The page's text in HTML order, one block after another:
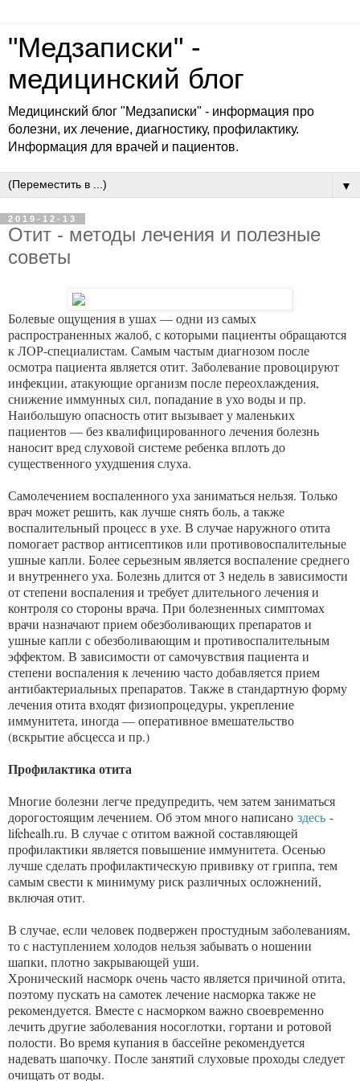
"Медзаписки" -
медицинский блог
Медицинский блог "Медзаписки" - информация про
болезни, их лечение, диагностику, профилактику.
Информация для врачей и пациентов.
▼
2019-12-13
Отит - методы лечения и полезные
советы
Болевые ощущения в ушах — одни из самых
распространенных жалоб, с которыми пациенты обращаются
к ЛОР-специалистам. Самым частым диагнозом после
осмотра пациента является отит. Заболевание провоцируют
инфекции, атакующие организм после переохлаждения,
снижение иммунных сил, попадание в ухо воды и пр.
Наибольшую опасность отит вызывает у маленьких
пациентов — без квалифицированного лечения болезнь
наносит вред слуховой системе ребенка вплоть до
существенного ухудшения слуха.
Самолечением воспаленного уха заниматься нельзя. Только
врач может решить, как лучше снять боль, а также
воспалительный процесс в ухе. В случае наружного отита
помогает раствор антисептиков или противовоспалительные
ушные капли. Более серьезным является воспаление среднего
и внутреннего уха. Болезнь длится от 3 недель в зависимости
от степени воспаления и требует длительного лечения и
контроля со стороны врача. При болезненных симптомах
врачи назначают прием обезболивающих препаратов и
ушные капли с обезболивающим и противоспалительным
эффектом. В зависимости от самочувствия пациента и
степени воспаления к лечению часто добавляется прием
антибактериальных препаратов. Также в стандартную форму
лечения отита входят физиопроцедуры, укрепление
иммунитета, иногда — оперативное вмешательство
(вскрытие абсцесса и пр.)
Профилактика отита
Многие болезни легче предупредить, чем затем заниматься
дорогостоящим лечением. Об этом много написано здесь -
lifehealh.ru. В случае с отитом важной составляющей
профилактики является повышение иммунитета. Осенью
лучше сделать профилактическую прививку от гриппа, тем
самым свести к минимуму риск различных осложнений,
включая отит.
В случае, если человек подвержен простудным заболеваниям,
то с наступлением холодов нельзя забывать о ношении
шапки, плотно закрывающей уши.
Хронический насморк очень часто является причиной отита,
поэтому пускать на самотек лечение насморка также не
рекомендуется. Вместе с насморком важно своевременно
лечить другие заболевания носоглотки, гортани и ротовой
полости. Во время купания в бассейне рекомендуется
надевать шапочку. После занятий слуховые проходы следует
очищать от воды.